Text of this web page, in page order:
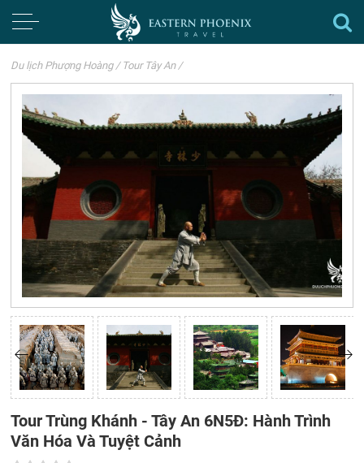
Du lịch Phượng Hoàng / Tour Tây An /
Tour Trùng Khánh - Tây An 6N5Đ: Hành Trình
Văn Hóa Và Tuyệt Cảnh